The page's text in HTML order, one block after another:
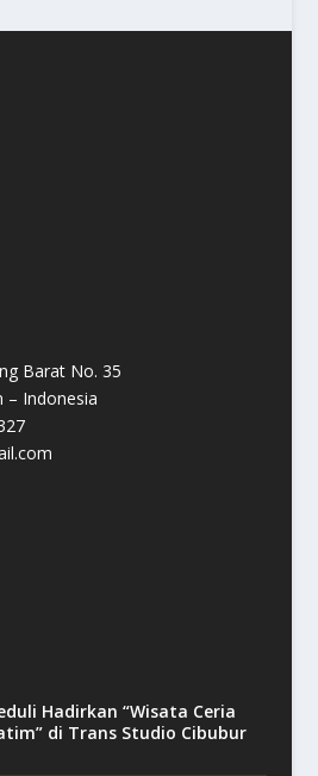
Barat No. 35
– Indonesia
Hadirkan “Wisata Ceria
di Trans Studio Cibubur